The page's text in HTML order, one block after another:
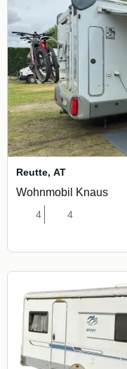
Reutte, AT
Wohnmobil Knaus
4 4